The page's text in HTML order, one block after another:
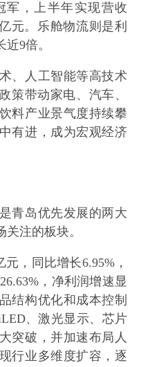
军，上半年实现营收
元。乐舱物流则是利
9倍。
、人工智能等高技术
策带动家电、汽车、
料产业景气度持续攀
有进，成为宏观经济
青岛优先发展的两大
注的板块。
，同比增长6.95%，
，净利润增速显
结构优化和成本控制
、激光显示、芯片
突破，并加速布局人
行业多维度扩容，逐